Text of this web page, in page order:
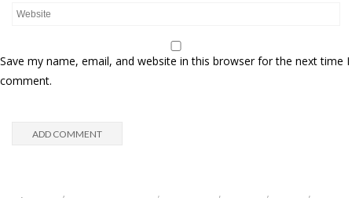
Save my name, email, and website in this browser for the next time I
comment.